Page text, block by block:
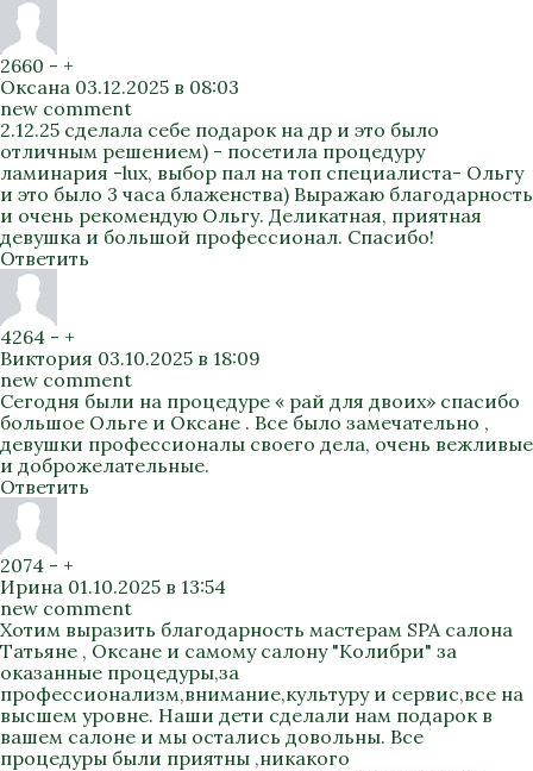
2660 - +
Оксана 03.12.2025 в 08:03
new comment
2.12.25 сделала себе подарок на др и это было
отличным решением) - посетила процедуру
ламинария -lux, выбор пал на топ специалиста- Ольгу
и это было 3 часа блаженства) Выражаю благодарность
и очень рекомендую Ольгу. Деликатная, приятная
девушка и большой профессионал. Спасибо!
Ответить
4264 - +
Виктория 03.10.2025 в 18:09
new comment
Сегодня были на процедуре « рай для двоих» спасибо
большое Ольге и Оксане . Все было замечательно ,
девушки профессионалы своего дела, очень вежливые
и доброжелательные.
Ответить
2074 - +
Ирина 01.10.2025 в 13:54
new comment
Хотим выразить благодарность мастерам SPA салона
Татьяне , Оксане и самому салону "Колибри" за
оказанные процедуры,за
профессионализм,внимание,культуру и сервис,все на
высшем уровне. Наши дети сделали нам подарок в
вашем салоне и мы остались довольны. Все
процедуры были приятны ,никакого